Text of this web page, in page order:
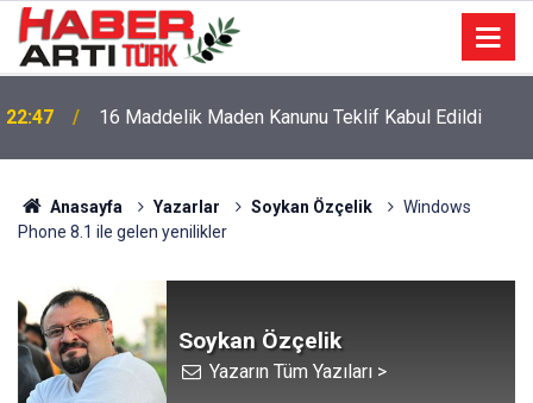
22:47 16 Maddelik Maden Kanunu Teklif Kabul Edildi
Anasayfa Yazarlar Soykan Özçelik
Windows
Phone 8.1 ile gelen yenilikler
Soykan Özçelik
Yazarın Tüm Yazıları >